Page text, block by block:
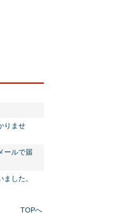
りませ
ールで届
した。
TOPへ